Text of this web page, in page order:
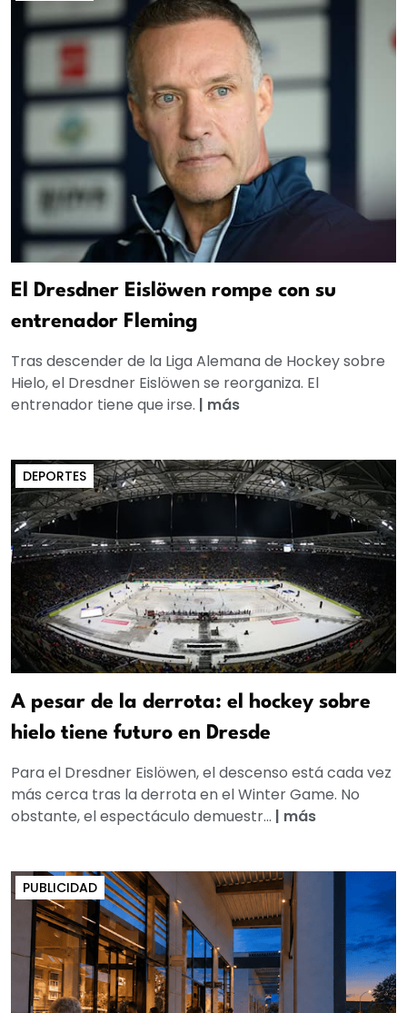
El Dresdner Eislöwen rompe con su
entrenador Fleming
Tras descender de la Liga Alemana de Hockey sobre
Hielo, el Dresdner Eislöwen se reorganiza. El
entrenador tiene que irse. | más
DEPORTES
A pesar de la derrota: el hockey sobre
hielo tiene futuro en Dresde
Para el Dresdner Eislöwen, el descenso está cada vez
más cerca tras la derrota en el Winter Game. No
obstante, el espectáculo demuestr... | más
PUBLICIDAD